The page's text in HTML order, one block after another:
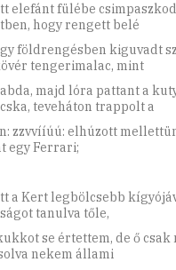
elefánt fülébe
hogy rengett belé
földrengésben kiguvadt
tengerimalac, mint
majd lóra pattant a
teveháton trappolt a
zzvvííúú: elhúzott
egy Ferrari;
a Kert legbölcsebb
tanulva tőle,
se értettem, de ő csak
nekem állami